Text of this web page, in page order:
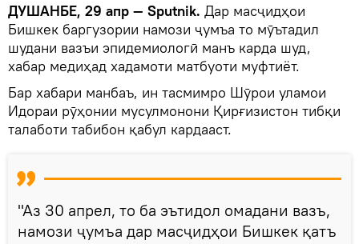
ДУШАНБЕ, 29 апр — Sputnik. Дар масҷидҳои
Бишкек баргузории намози ҷумъа то мӯътадил
шудани вазъи эпидемиологӣ манъ карда шуд,
хабар медиҳад хадамоти матбуоти муфтиёт.
Бар хабари манбаъ, ин тасмимро Шӯрои уламои
Идораи рӯҳонии мусулмонони Қирғизистон тибқи
талаботи табибон қабул кардааст.
"Аз 30 апрел, то ба эътидол омадани вазъ,
намози ҷумъа дар масҷидҳои Бишкек қатъ